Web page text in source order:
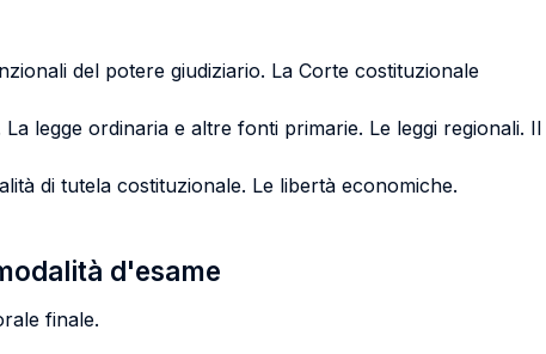
del potere giudiziario. La Corte costituzionale
legge ordinaria e altre fonti primarie. Le leggi regionali.
di tutela costituzionale. Le libertà economiche.
d'esame
finale.